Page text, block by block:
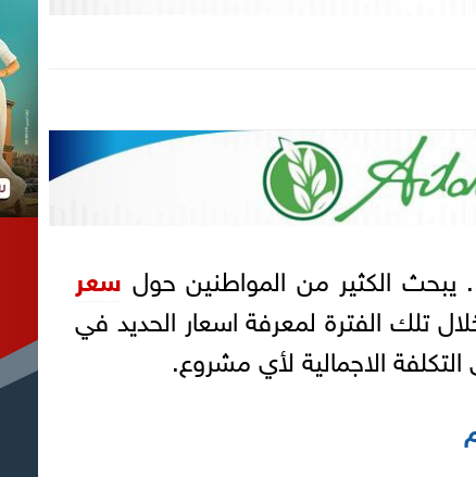
يبحث الكثير من المواطنين حول سعر
تلك الفترة لمعرفة اسعار الحديد في
الاجمالية لأي مشروع.